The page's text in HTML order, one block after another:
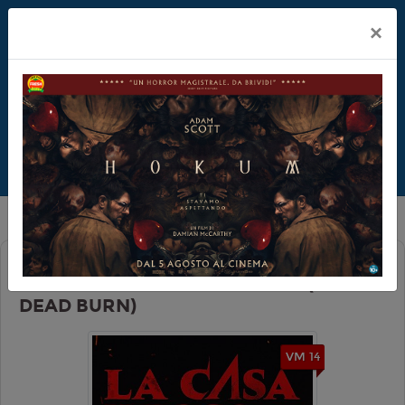
LA CASA: IL ROGO DEL MALE (EVIL
DEAD BURN)
VM 14
×